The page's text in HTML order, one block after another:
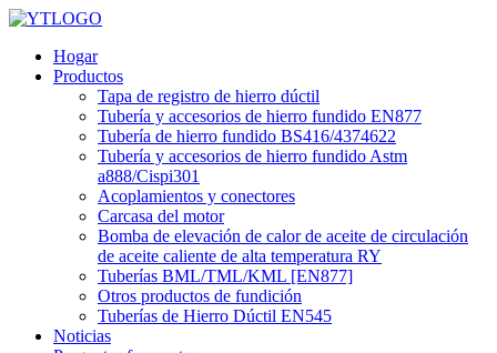
Hogar
Productos
Tapa de registro de hierro dúctil
Tubería y accesorios de hierro fundido EN877
Tubería de hierro fundido BS416/4374622
Tubería y accesorios de hierro fundido Astm
a888/Cispi301
Acoplamientos y conectores
Carcasa del motor
Bomba de elevación de calor de aceite de circulación
de aceite caliente de alta temperatura RY
Tuberías BML/TML/KML [EN877]
Otros productos de fundición
Tuberías de Hierro Dúctil EN545
Noticias